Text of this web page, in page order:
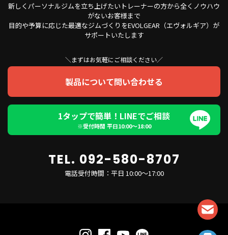
新しくパーソナルジムを立ち上げたいトレーナーの方から全くノウハウ
がないお客様まで
目的や予算に応じた最適なジムづくりをEVOLGEAR（エヴォルギア）が
サポートいたします
＼まずはお気軽にご相談ください／
製品について問い合わせる
1タップで簡単！LINEでご相談
※受付時間 平日10:00〜18:00
TEL. 092-580-8707
電話受付時間：平日 10:00～17:00